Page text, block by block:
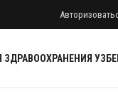
ЗДРАВООХРАНЕНИЯ